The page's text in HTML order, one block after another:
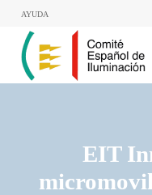
AYUDA
EIT